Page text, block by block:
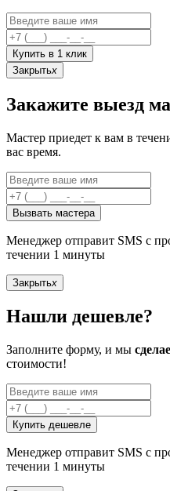
Купить в 1 клик
Закрытьx
Закажите выезд
Мастер приедет к вам в
вас время.
Вызвать мастера
Менеджер отправит SMS с
течении 1 минуты
Закрытьx
Нашли дешевле?
Заполните форму, и мы
стоимости!
Купить дешевле
Менеджер отправит SMS с
течении 1 минуты